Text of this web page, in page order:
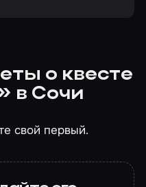
о квесте
в Сочи
свой первый.